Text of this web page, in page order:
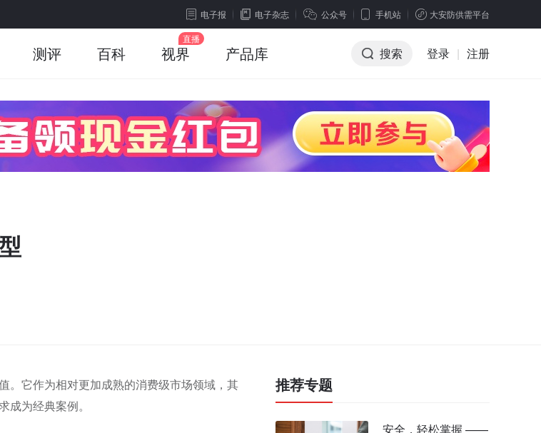
电子报 电子杂志 公众号 手机站 大安防供需平台
测评 百科 视界 产品库 搜索 登录 | 注册
。它作为相对更加成熟的消费级市场领域，其
为经典案例。
推荐专题
安全，轻松掌握 ——